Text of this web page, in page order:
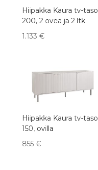
Hiipakka Kaura tv-taso
200, 2 ovea ja 2 ltk
1.133 €
Hiipakka Kaura tv-taso
150, ovilla
855 €